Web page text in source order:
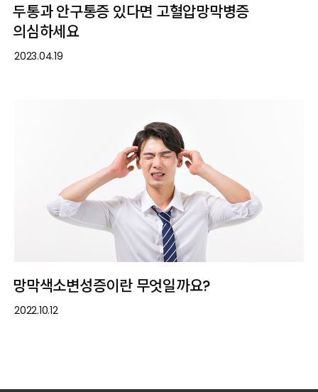
두통과 안구통증 있다면 고혈압망막병증
의심하세요
2023.04.19
망막색소변성증이란 무엇일까요?
2022.10.12